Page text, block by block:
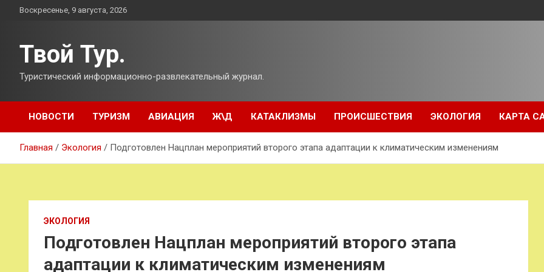
ПерейтиВоскресенье, 9 августа, 2026
Твой Тур.
Туристический информационно-развлекательный журнал.
НОВОСТИ ТУРИЗМ АВИАЦИЯ Ж\Д КАТАКЛИЗМЫ ПРОИСШЕСТВИЯ ЭКОЛОГИЯ КАРТА
Главная Экология Подготовлен Нацплан мероприятий второго этапа адаптации к климатическим изменениям
ЭКОЛОГИЯ
Подготовлен Нацплан мероприятий второго этапа
адаптации к климатическим изменениям